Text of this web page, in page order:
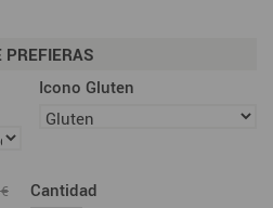
PREFIERAS
Icono Gluten
Cantidad